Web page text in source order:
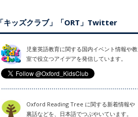
「キッズクラブ」「ORT」Twitter
児童英語教育に関する国内イベント情報や教
室で役立つアイデアを発信しています。
Oxford Reading Tree に関する新着情報や
裏話などを、日本語でつぶやいています。